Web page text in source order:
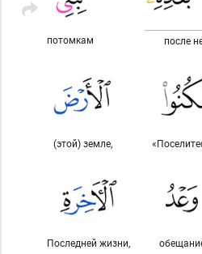
после
потомкам
(этой) земле,
Последней жизни,